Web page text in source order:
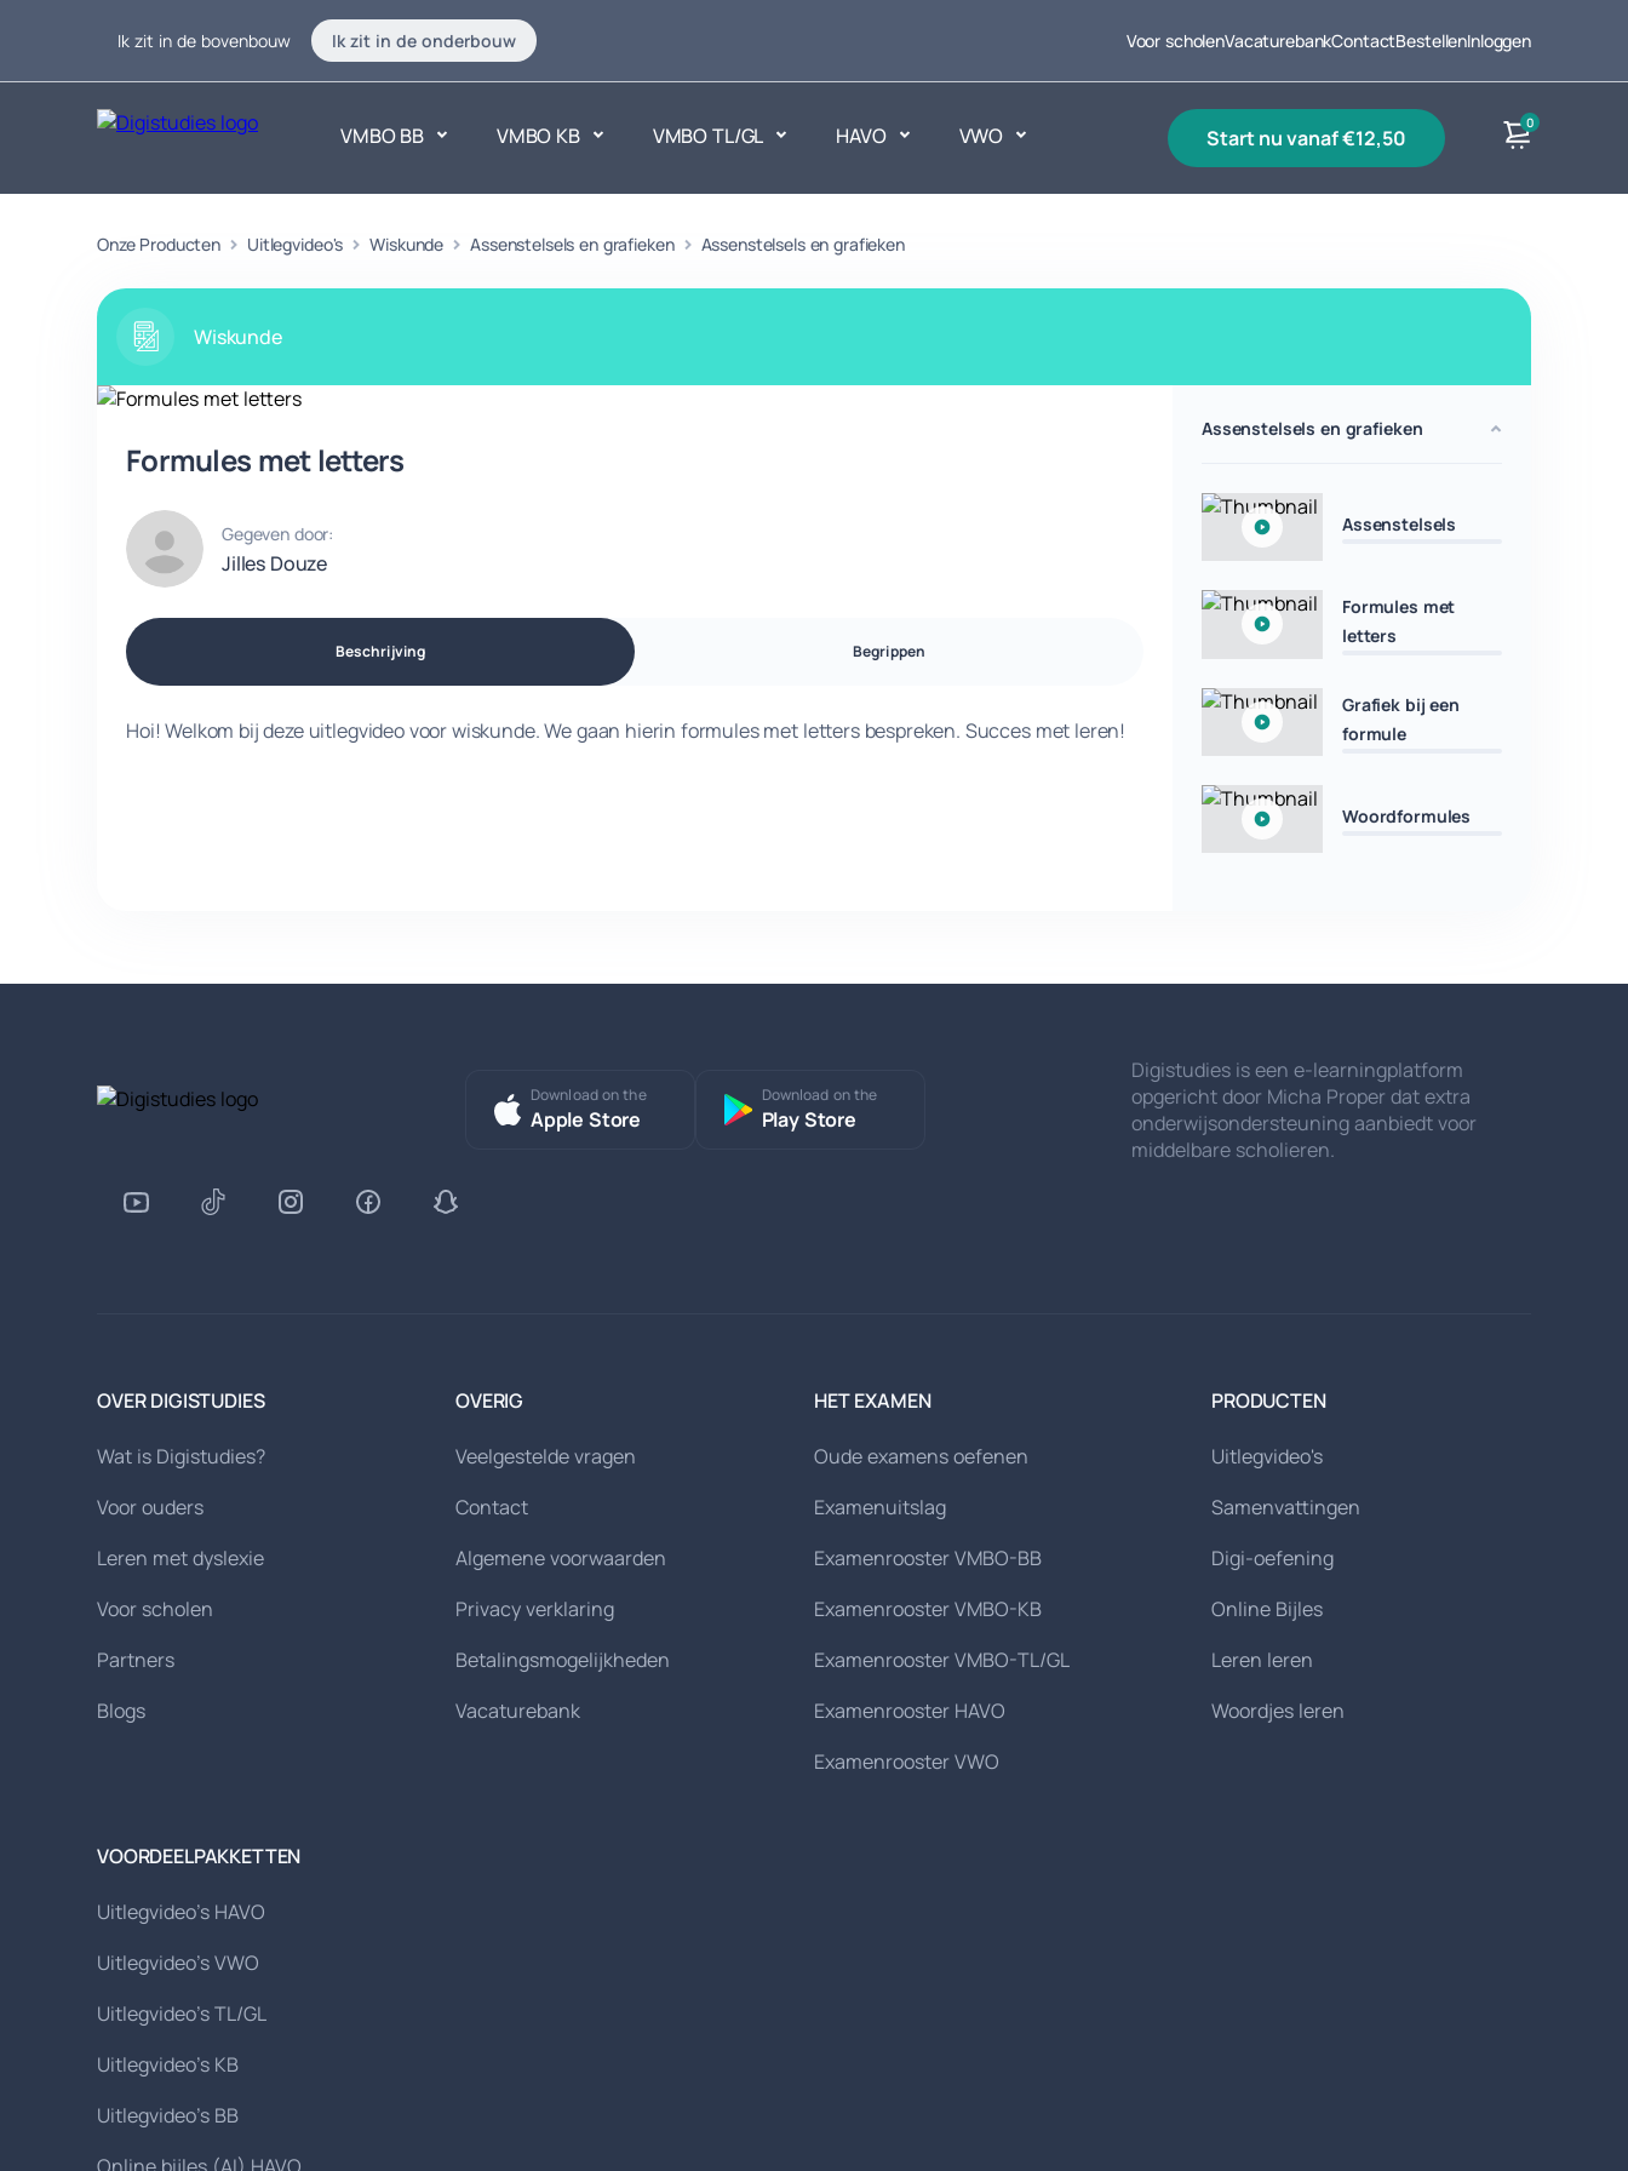
Ik zit in de bovenbouw Ik zit in de onderbouw Voor scholenVacaturebankContactBestellenInloggen
VMBO BB VMBO KB VMBO TL/GL HAVO VWO start nu vanaf €12,50
0
Exacte vakken
Geen vakken.
Taalvakken
Geen vakken.
Maatschappijvakken
Geen vakken.
Onze Producten Uitlegvideo's Wiskunde Assenstelsels en grafieken Assenstelsels en grafieken
Wiskunde
Formules met letters
Gegeven door:
Jilles Douze
Beschrijving Begrippen
Hoi! Welkom bij deze uitlegvideo voor wiskunde. We gaan hierin formules met letters bespreken. Succes met leren!
Assenstelsels en grafieken
Assenstelsels
Formules met
letters
Grafiek bij een
formule
Woordformules
Download on the
Apple Store
Download on the
Play Store
Digistudies is een e-learningplatform
opgericht door Micha Proper dat extra
onderwijsondersteuning aanbiedt voor
middelbare scholieren.
OVER DIGISTUDIES
Wat is Digistudies?
Voor ouders
Leren met dyslexie
Voor scholen
Partners
Blogs
OVERIG
Veelgestelde vragen
Contact
Algemene voorwaarden
Privacy verklaring
Betalingsmogelijkheden
Vacaturebank
HET EXAMEN
Oude examens oefenen
Examenuitslag
Examenrooster VMBO-BB
Examenrooster VMBO-KB
Examenrooster VMBO-TL/GL
Examenrooster HAVO
Examenrooster VWO
PRODUCTEN
Uitlegvideo's
Samenvattingen
Digi-oefening
Online Bijles
Leren leren
Woordjes leren
VOORDEELPAKKETTEN
Uitlegvideo's HAVO
Uitlegvideo's VWO
Uitlegvideo's TL/GL
Uitlegvideo's KB
Uitlegvideo's BB